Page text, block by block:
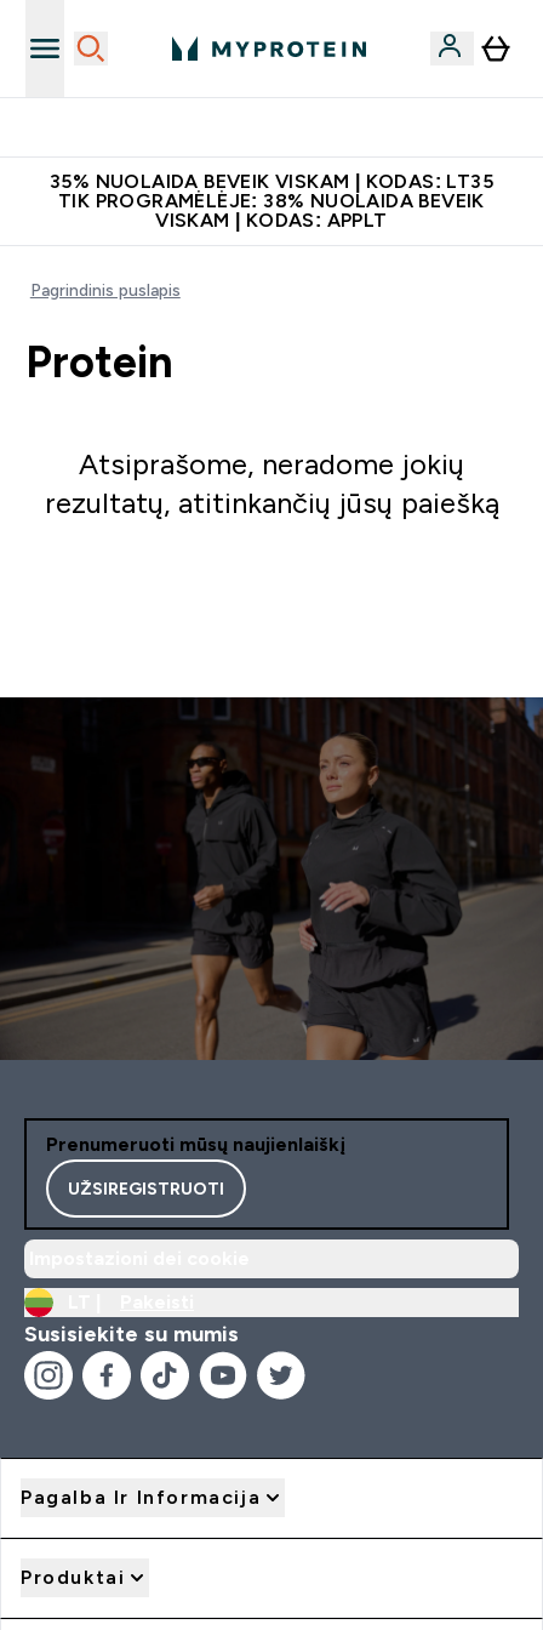
35% NUOLAIDA BEVEIK VISKAM | KODAS: LT35
TIK PROGRAMĖLĖJE: 38% NUOLAIDA BEVEIK
VISKAM | KODAS: APPLT
Pagrindinis puslapis
Protein
Atsiprašome, neradome jokių
rezultatų, atitinkančių jūsų paiešką
Prenumeruoti mūsų naujienlaiškį
UŽSIREGISTRUOTI
Susisiekite su mumis
Pagalba Ir Informacija
Produktai